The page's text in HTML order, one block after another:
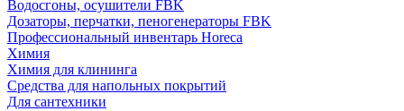
Водосгоны, осушители FBK
Дозаторы, перчатки, пеногенераторы FBK
Профессиональный инвентарь Horeca
Химия
Химия для клининга
Средства для напольных покрытий
Для сантехники